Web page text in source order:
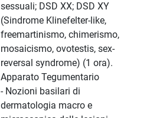
sessuali; DSD XX; DSD XY
(Sindrome Klinefelter-like,
freemartinismo, chimerismo,
mosaicismo, ovotestis, sex-
reversal syndrome) (1 ora).
Apparato Tegumentario
- Nozioni basilari di
dermatologia macro e